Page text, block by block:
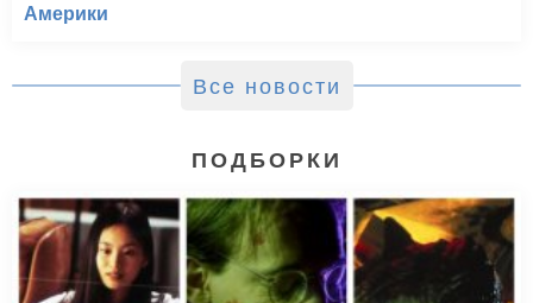
Америки
Все новости
ПОДБОРКИ